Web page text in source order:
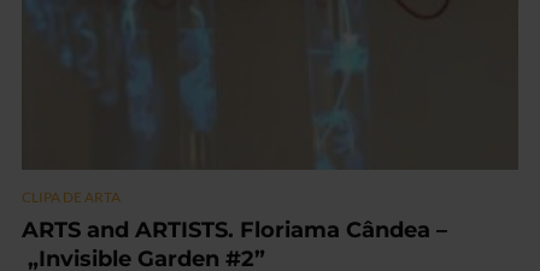
CLIPA DE ARTA
ARTS and ARTISTS. Floriama Cândea –
„Invisible Garden #2”